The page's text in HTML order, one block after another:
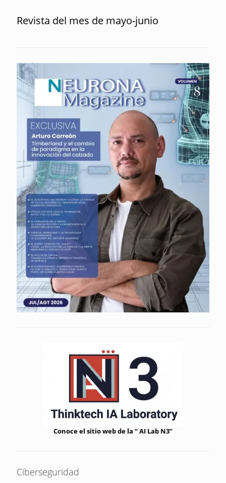
Revista del mes de mayo-junio
Conoce el sitio web de la “ AI Lab N3”
Ciberseguridad